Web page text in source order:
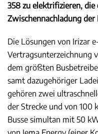
358 zu elektrifizieren,
Zwischennachladung
Die Lösungen von Irizar
Vertragsunterzeichnung
dem größten
samt dazugehöriger
gehören zwei
der Strecke und von 100
Busse simultan mit 50